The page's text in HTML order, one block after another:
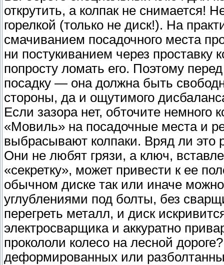
открутить, а колпак не снимается!
горелкой (только не диск!). На
смачиванием посадочного места
ни постукиванием через проставку
попросту ломать его. Поэтому
посадку — она должна быть
стороны, да и ощутимого
Если зазора нет, обточите немного
«Мовиль» на посадочные места и
выбрасывают колпаки. Вряд ли это
Они не любят грязи, а ключ,
«секретку», может привести к ее
обычном диске так или иначе
углублениями под болты, без
перегреть металл, и диск
электросварщика и аккуратно
прокололи колесо на лесной
деформированных или